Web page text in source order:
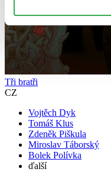
Tři bratři
CZ
Vojtěch Dyk
Tomáš Klus
Zdeněk Piškula
Miroslav Táborský
Bolek Polívka
ďalší